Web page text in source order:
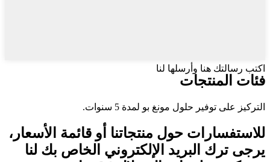
اكتب رسالتك هنا وأرسلها لنا
فئات المنتجات
التركيز على توفير حلول مونغ بو لمدة 5 سنوات.
للاستفسارات حول منتجاتنا أو قائمة الأسعار،
يرجى ترك البريد الإلكتروني الخاص بك لنا